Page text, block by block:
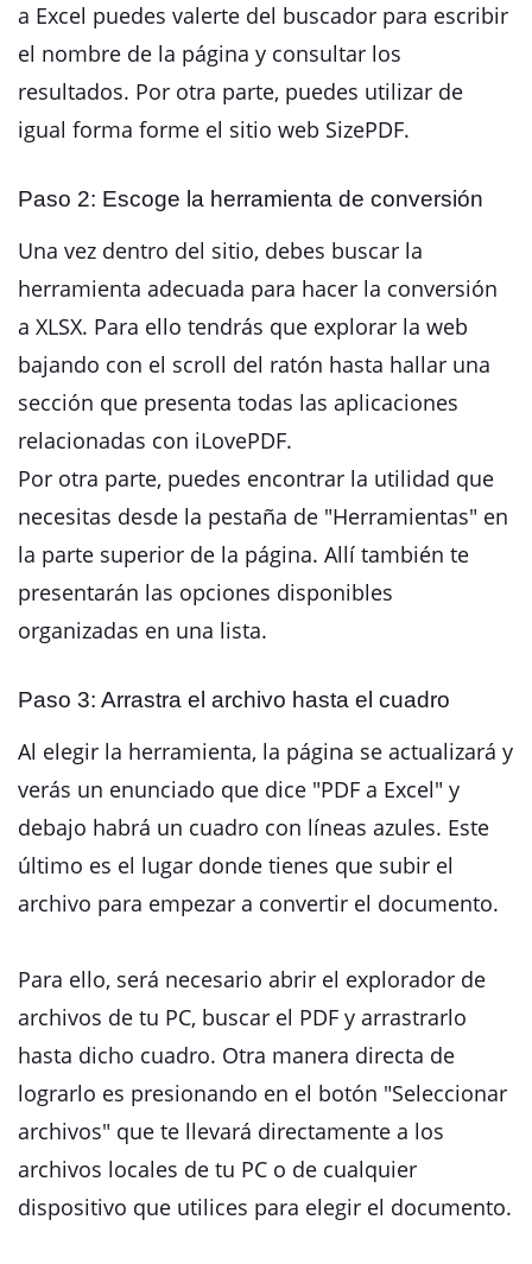
a Excel puedes valerte del buscador para escribir
el nombre de la página y consultar los
resultados. Por otra parte, puedes utilizar de
igual forma forme el sitio web SizePDF.
Paso 2: Escoge la herramienta de conversión
Una vez dentro del sitio, debes buscar la
herramienta adecuada para hacer la conversión
a XLSX. Para ello tendrás que explorar la web
bajando con el scroll del ratón hasta hallar una
sección que presenta todas las aplicaciones
relacionadas con iLovePDF.
Por otra parte, puedes encontrar la utilidad que
necesitas desde la pestaña de "Herramientas" en
la parte superior de la página. Allí también te
presentarán las opciones disponibles
organizadas en una lista.
Paso 3: Arrastra el archivo hasta el cuadro
Al elegir la herramienta, la página se actualizará y
verás un enunciado que dice "PDF a Excel" y
debajo habrá un cuadro con líneas azules. Este
último es el lugar donde tienes que subir el
archivo para empezar a convertir el documento.
Para ello, será necesario abrir el explorador de
archivos de tu PC, buscar el PDF y arrastrarlo
hasta dicho cuadro. Otra manera directa de
lograrlo es presionando en el botón "Seleccionar
archivos" que te llevará directamente a los
archivos locales de tu PC o de cualquier
dispositivo que utilices para elegir el documento.